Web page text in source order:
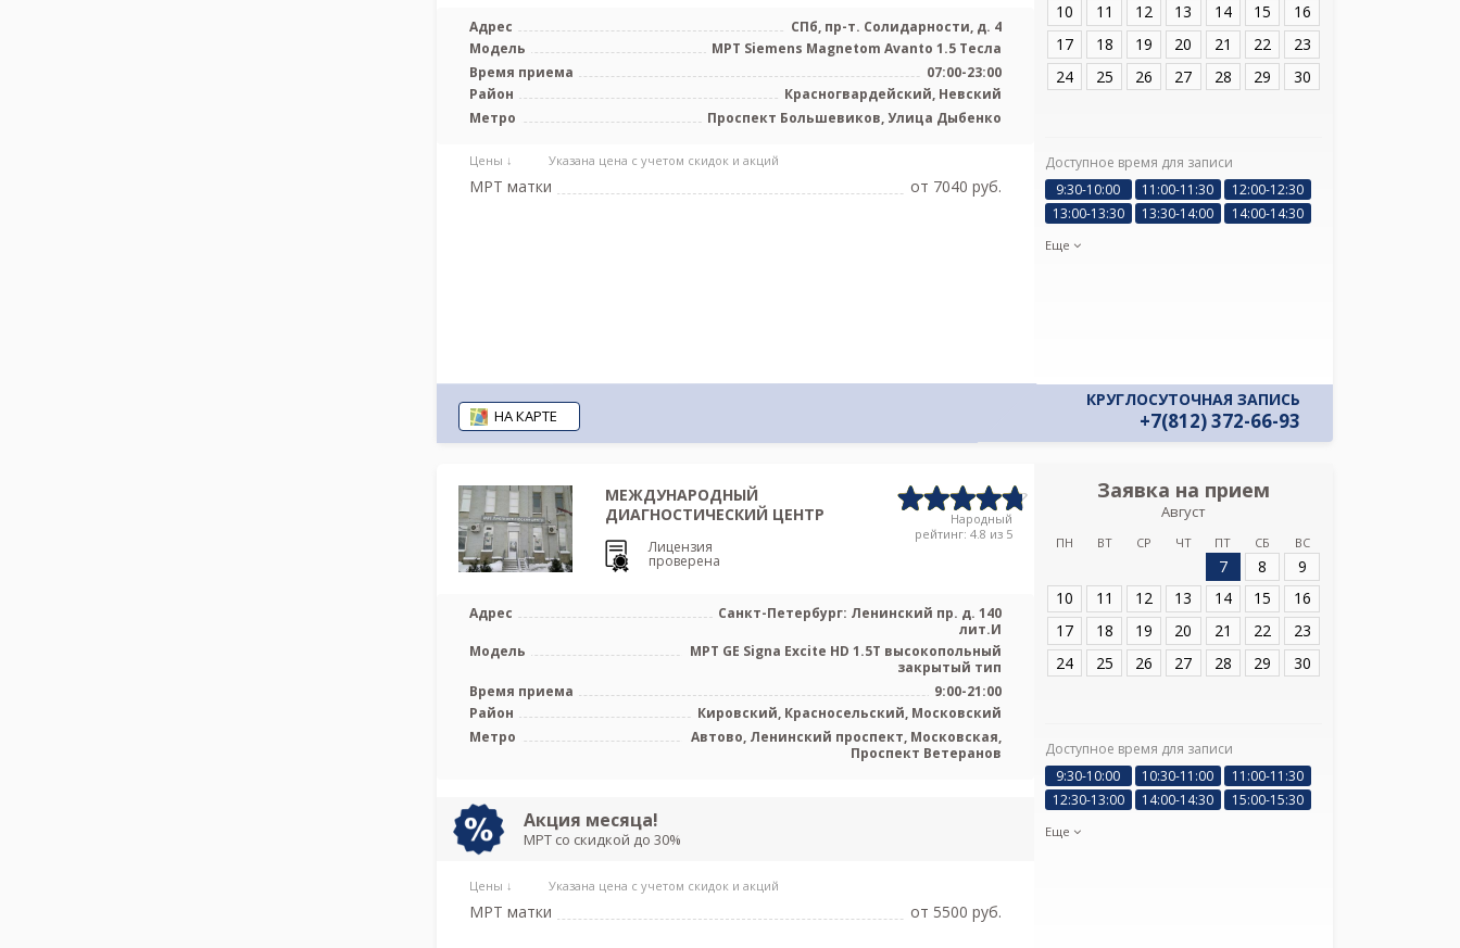
Адрес
СПб, пр-т. Солидарности, д. 4
Модель
МРТ Siemens Magnetom Avanto 1.5 Тесла
Время приема
07:00-23:00
Район
Красногвардейский, Невский
Метро
Проспект Большевиков, Улица Дыбенко
Цены ↓ Указана цена с учетом скидок и акций
МРТ матки от 7040 pуб.
10
11 12 13 14 15
16
17
18 19 20 21 22
23
24
25 26 27 28 29 30
Доступное время для записи
9:30-10:00
11:00-11:30
12:00-12:30
13:00-13:30
13:30-14:00 14:00-14:30
Еще
НА КАРТЕ
КРУГЛОСУТОЧНАЯ ЗАПИСЬ
+7(812) 372-66-93
МЕЖДУНАРОДНЫЙ
ДИАГНОСТИЧЕСКИЙ ЦЕНТР
Лицензия
проверена
Народный
рейтинг: 4.8 из 5
Адрес
Санкт-Петербург: Ленинский пр. д. 140
лит.И
Модель
МРТ GE Signa Excite HD 1.5T высокопольный
закрытый тип
Время приема
9:00-21:00
Район
Кировский, Красносельский, Московский
Метро
Автово, Ленинский проспект, Московская,
Проспект Ветеранов
Акция месяца!
МРТ со скидкой до 30%
Цены ↓ Указана цена с учетом скидок и акций
МРТ матки от 5500 pуб.
Заявка на прием
Август
ПН ВТ СР ЧТ ПТ СБ ВС
7 8
9
10
11 12 13 14 15
16
17
18 19 20 21 22
23
24
25 26 27 28 29 30
Доступное время для записи
9:30-10:00
10:30-11:00
11:00-11:30
12:30-13:00
14:00-14:30 15:00-15:30
Еще